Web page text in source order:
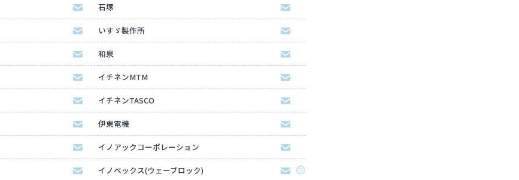
石塚
いすゞ製作所
和泉
イチネンMTM
イチネンTASCO
伊東電機
イノアックコーポレーション
イノベックス(ウェーブロック)